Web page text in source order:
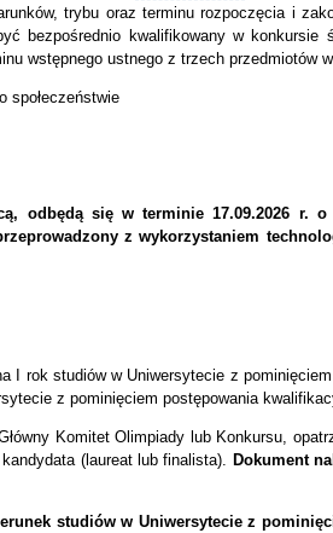
trybu oraz terminu rozpoczęcia i
kwalifikowany w konkursie
wstępnego ustnego z trzech przedmiotów
społeczeństwie
odbędą się w terminie 17.09.2026 r. o
z wykorzystaniem
rok studiów w Uniwersytecie z
z pominięciem postępowania
Komitet Olimpiady lub Konkursu,
(laureat lub finalista). Dokument
studiów w Uniwersytecie z